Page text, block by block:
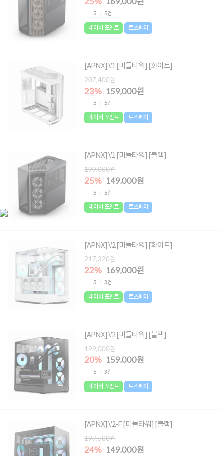
5 5건
네이버 포인트 토스페이
[APNX] V1 [미들타워] [화이트]
207,400원
23% 159,000원
5 5건
네이버 포인트 토스페이
[APNX] V1 [미들타워] [블랙]
199,000원
25% 149,000원
5 5건
네이버 포인트 토스페이
[APNX] V2 [미들타워] [화이트]
217,320원
22% 169,000원
5 3건
네이버 포인트 토스페이
[APNX] V2 [미들타워] [블랙]
199,000원
20% 159,000원
5 3건
네이버 포인트 토스페이
[APNX] V2-F [미들타워] [블랙]
197,500원
24% 149,000원